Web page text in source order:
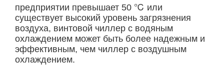
предприятии превышает 50 ℃ или
существует высокий уровень загрязнения
воздуха, винтовой чиллер с водяным
охлаждением может быть более надежным и
эффективным, чем чиллер с воздушным
охлаждением.